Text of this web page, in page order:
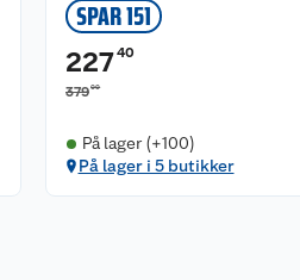
SPAR 151
22740
37900
På lager (+100)
På lager i 5 butikker